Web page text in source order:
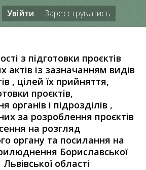
Увійти Зареєструватись
з підготовки проєктів
актів із зазначанням видів
, цілей їх прийняття,
проєктів,
органів і підрозділів ,
за розроблення проєктів
на розгляд
органу та посилання на
Бориславської
області